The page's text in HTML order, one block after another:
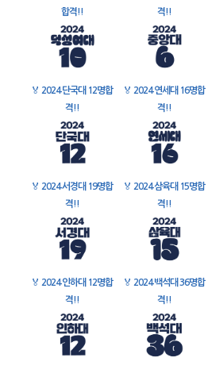
합격!!
격!!
🏅 2024 단국대 12명합
격!!
🏅 2024 연세대 16명합
격!!
🏅 2024 서경대 19명합
격!!
🏅 2024 삼육대 15명합
격!!
🏅 2024 인하대 12명합
격!!
🏅 2024 백석대 36명합
격!!